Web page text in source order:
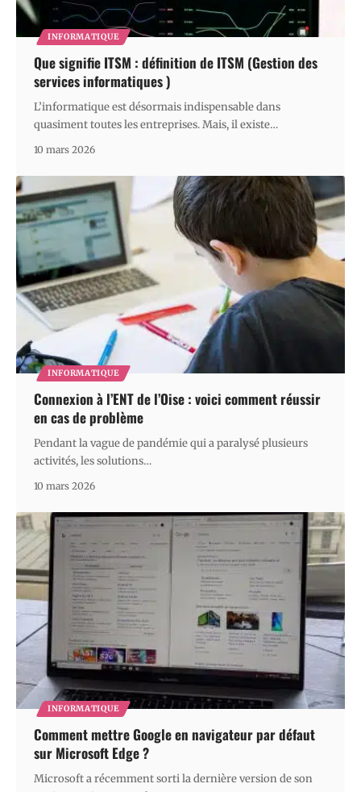
INFORMATIQUE
Que signifie ITSM : définition de ITSM (Gestion des
services informatiques )
L’informatique est désormais indispensable dans
quasiment toutes les entreprises. Mais, il existe…
10 mars 2026
INFORMATIQUE
Connexion à l’ENT de l’Oise : voici comment réussir
en cas de problème
Pendant la vague de pandémie qui a paralysé plusieurs
activités, les solutions…
10 mars 2026
INFORMATIQUE
Comment mettre Google en navigateur par défaut
sur Microsoft Edge ?
Microsoft a récemment sorti la dernière version de son